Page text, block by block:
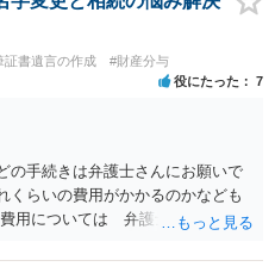
ほしいこと ・連絡を継続してくる
置も辞さないこと などを記載した
いように思います。
証書遺言の作成 #財産分与
役にたった 7
の手続きは弁護士さんにお願いで
くらいの費用がかかるのかなども
用については 弁護士と直接面談
とまでごちゃごちゃ考えず、自分